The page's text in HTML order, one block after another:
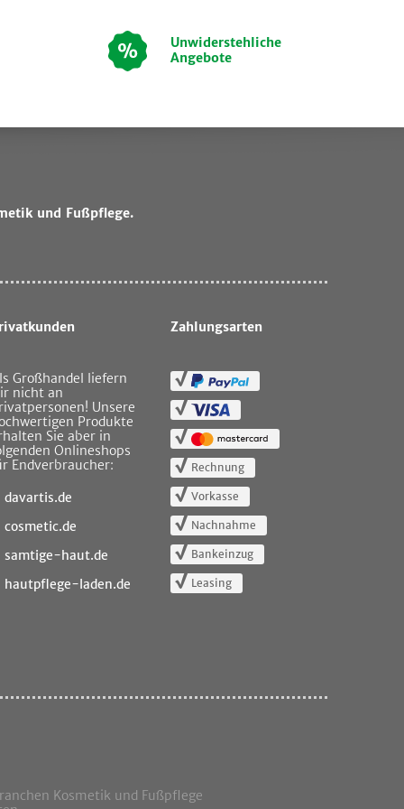
Unwiderstehliche
Angebote
und Fußpflege.
Großhandel liefern
nicht an
Unsere
Produkte
Sie aber in
Onlineshops
Endverbraucher:
davartis.de
cosmetic.de
samtige-haut.de
hautpflege-laden.de
Zahlungsarten
Rechnung
Vorkasse
Nachnahme
Bankeinzug
Leasing
Kosmetik und Fußpflege